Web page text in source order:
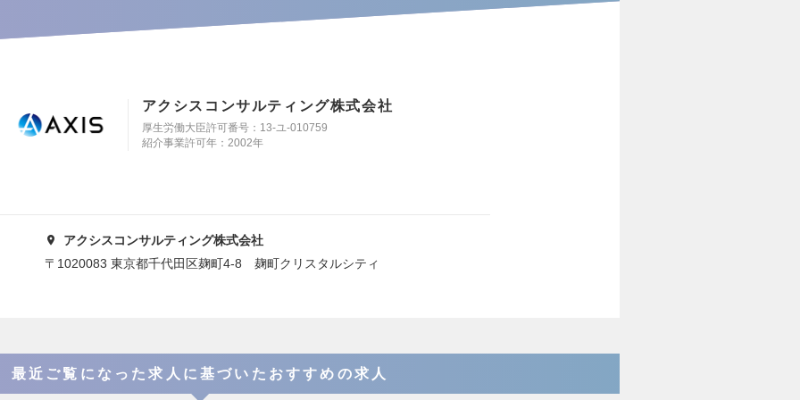
アクシスコンサルティング株式会社
厚生労働大臣許可番号：13-ユ-010759
紹介事業許可年：2002年
アクシスコンサルティング株式会社
〒1020083 東京都千代田区麹町4-8 麹町クリスタルシティ
最近ご覧になった求人に基づいたおすすめの求人